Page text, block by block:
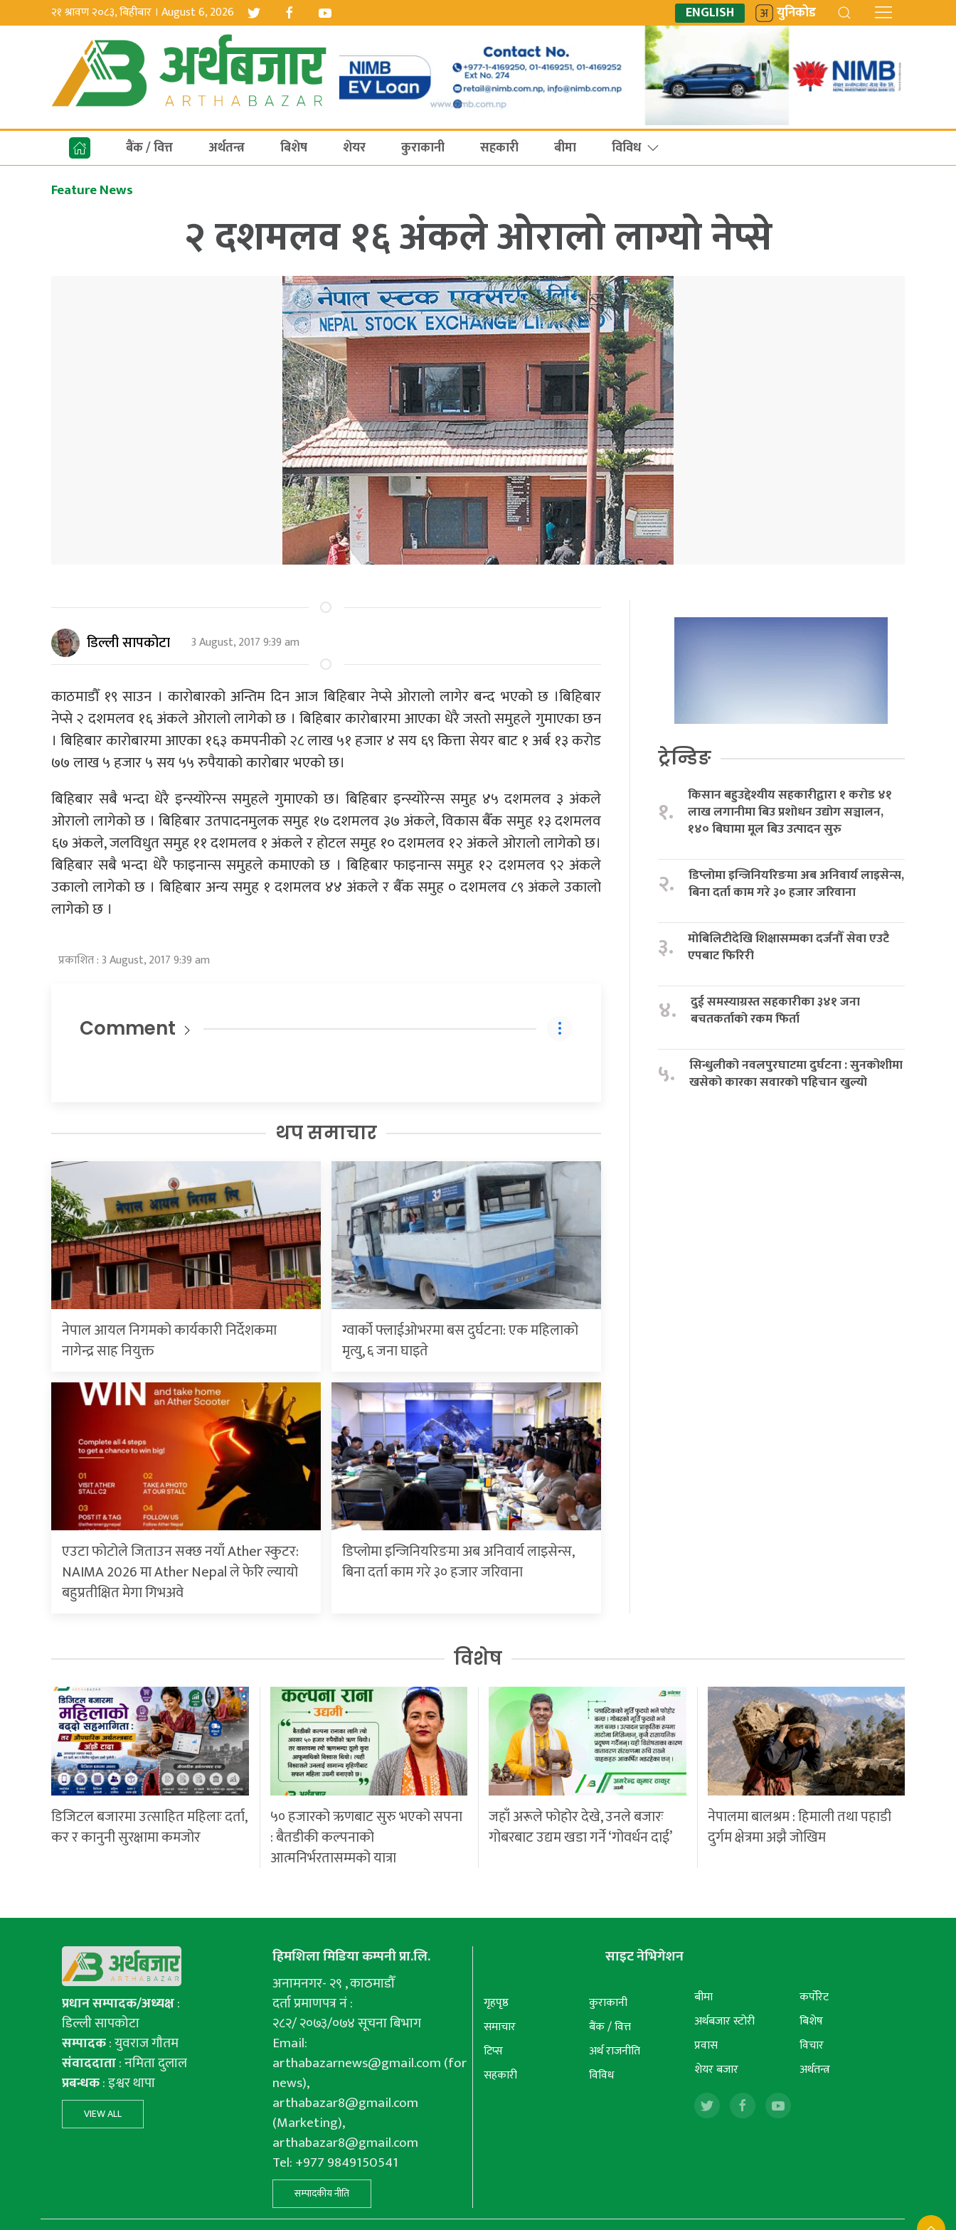
२१ श्रावण २०८३, बिहीबार । August 6, 2026 ENGLISH युनिकोड
बैंक / वित्त अर्थतन्त्र बिशेष शेयर कुराकानी सहकारी बीमा विविध
Feature News
२ दशमलव १६ अंकले ओरालो लाग्यो नेप्से
डिल्ली सापकोटा 3 August, 2017 9:39 am
काठमाडौँ १९ साउन । कारोबारको अन्तिम दिन आज बिहिबार नेप्से ओरालो लागेर बन्द भएको छ ।बिहिबार
नेप्से २ दशमलव १६ अंकले ओरालो लागेको छ । बिहिबार कारोबारमा आएका धेरै जस्तो समुहले गुमाएका छन
। बिहिबार कारोबारमा आएका १६३ कमपनीको २८ लाख ५१ हजार ४ सय ६९ कित्ता सेयर बाट १ अर्ब १३ करोड
७७ लाख ५ हजार ५ सय ५५ रुपैयाको कारोबार भएको छ।
बिहिबार सबै भन्दा धेरै इन्स्योरेन्स समुहले गुमाएको छ। बिहिबार इन्स्योरेन्स समुह ४५ दशमलव ३ अंकले
ओरालो लागेको छ । बिहिबार उतपादनमुलक समुह १७ दशमलव ३७ अंकले, विकास बैँक समुह १३ दशमलव
६७ अंकले, जलविधुत समुह ११ दशमलव १ अंकले र होटल समुह १० दशमलव १२ अंकले ओरालो लागेको छ।
बिहिबार सबै भन्दा धेरै फाइनान्स समुहले कमाएको छ । बिहिबार फाइनान्स समुह १२ दशमलव ९२ अंकले
उकालो लागेको छ । बिहिबार अन्य समुह १ दशमलव ४४ अंकले र बैँक समुह ० दशमलव ८९ अंकले उकालो
लागेको छ ।
प्रकाशित : 3 August, 2017 9:39 am
Comment
थप समाचार
नेपाल आयल निगमको कार्यकारी निर्देशकमा
नागेन्द्र साह नियुक्त
ग्वार्को फ्लाईओभरमा बस दुर्घटना: एक महिलाको
मृत्यु, ६ जना घाइते
एउटा फोटोले जिताउन सक्छ नयाँ Ather स्कुटर:
NAIMA 2026 मा Ather Nepal ले फेरि ल्यायो
बहुप्रतीक्षित मेगा गिभअवे
डिप्लोमा इन्जिनियरिङमा अब अनिवार्य लाइसेन्स,
बिना दर्ता काम गरे ३० हजार जरिवाना
ट्रेन्डिङ
१.
किसान बहुउद्देश्यीय सहकारीद्वारा १ करोड ४१
लाख लगानीमा बिउ प्रशोधन उद्योग सञ्चालन,
१४० बिघामा मूल बिउ उत्पादन सुरु
२.
डिप्लोमा इन्जिनियरिङमा अब अनिवार्य लाइसेन्स,
बिना दर्ता काम गरे ३० हजार जरिवाना
३.
मोबिलिटीदेखि शिक्षासम्मका दर्जनौँ सेवा एउटै
एपबाट फिरिरी
४.
दुई समस्याग्रस्त सहकारीका ३४१ जना
बचतकर्ताको रकम फिर्ता
५.
सिन्धुलीको नवलपुरघाटमा दुर्घटना : सुनकोशीमा
खसेको कारका सवारको पहिचान खुल्यो
विशेष
डिजिटल बजारमा उत्साहित महिलाः दर्ता,
कर र कानुनी सुरक्षामा कमजोर
५० हजारको ऋणबाट सुरु भएको सपना
: बैतडीकी कल्पनाको
आत्मनिर्भरतासम्मको यात्रा
जहाँ अरूले फोहोर देखे, उनले बजारः
गोबरबाट उद्यम खडा गर्ने ‘गोवर्धन दाई’
नेपालमा बालश्रम : हिमाली तथा पहाडी
दुर्गम क्षेत्रमा अझै जोखिम
प्रधान सम्पादक/अध्यक्ष:
डिल्ली सापकोटा
सम्पादक: युवराज गाैतम
संवाददाता: नमिता दुलाल
प्रबन्धक: इश्वर थापा
VIEW ALL
हिमशिला मिडिया कम्पनी प्रा.लि.
अनामनगर- २९ , काठमाडौँ
दर्ता प्रमाणपत्र नं :
२८२/ २०७३/०७४ सूचना बिभाग
Email:
arthabazarnews@gmail.com(for
news),
arthabazar8@gmail.com
(Marketing),
arthabazar8@gmail.com
Tel: +977 9849150541
सम्पादकीय नीति
साइट नेभिगेशन
गृहपृष्ठ
समाचार
टिप्स
सहकारी
कुराकानी
बैंक / वित्त
अर्थ राजनीति
विविध
बीमा
अर्थबजार स्टोरी
प्रवास
शेयर बजार
कर्पोरेट
बिशेष
विचार
अर्थतन्त्र